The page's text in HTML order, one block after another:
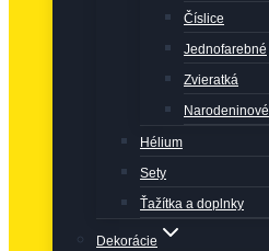
Číslice
Jednofarebné
Zvieratká
Narodeninové
Hélium
Sety
Ťažítka a doplnky
Dekorácie